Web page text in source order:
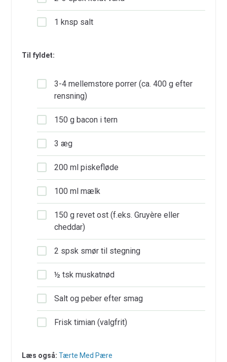
1 knsp salt
Til fyldet:
3-4 mellemstore porrer (ca. 400 g efter
rensning)
150 g bacon i tern
3 æg
200 ml piskefløde
100 ml mælk
150 g revet ost (f.eks. Gruyère eller
cheddar)
2 spsk smør til stegning
½ tsk muskatnød
Salt og peber efter smag
Frisk timian (valgfrit)
Læs også: Tærte Med Pære